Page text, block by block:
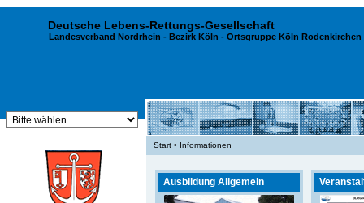
Deutsche Lebens-Rettungs-Gesellschaft
Landesverband Nordrhein - Bezirk Köln - Ortsgruppe Köln Rodenkirchen
Start• Informationen
Ausbildung Allgemein